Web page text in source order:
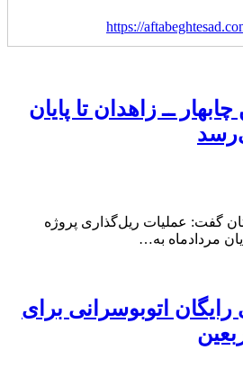
https://
ــ زاهدان تا پایان
گفت: عملیات ریل‌گذاری پروژه
مردادماه به…
اتوبوسرانی برای